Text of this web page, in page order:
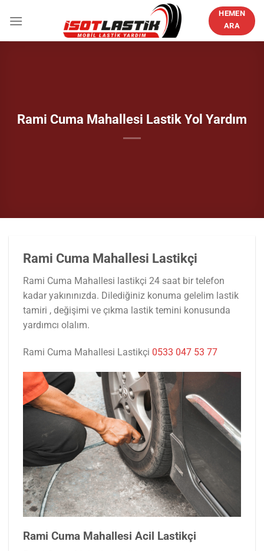
atla
HEMEN
ARA
Rami Cuma Mahallesi Lastik Yol Yardım
Rami Cuma Mahallesi Lastikçi
Rami Cuma Mahallesi lastikçi 24 saat bir telefon
kadar yakınınızda. Dilediğiniz konuma gelelim lastik
tamiri , değişimi ve çıkma lastik temini konusunda
yardımcı olalım.
Rami Cuma Mahallesi Lastikçi 0533 047 53 77
Rami Cuma Mahallesi Acil Lastikçi